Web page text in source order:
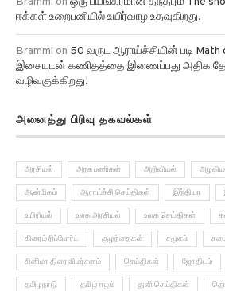
ஈக்கள் உறைபனியில் உயிர்வாழ உதவுகிறது.
Brammi on 50 வருட ஆராய்ச்சியின் படி
இசையுடன் கணிதத்தை இணைப்பது அதிக
வழிவகுக்கிறது!
அனைத்து பிரிவு தகவல்கள்
அரசியல் அரசு பணிகள் அறிவியல்
ஆன்மிகம் ஆராய்ச்சி செய்திகள் இந்தியா
உயிரியல் உலக அரசியல் உலக செய்திகள்
கிரைம் ரிப்போர்ட் குழந்தைகள் சமூகம்
சினிமா திரைவிமர்சனம் செய்திகள் ஜோதிடம்
தமிழநாடு தமிழ் ஈழம் துளி செய்திகள்